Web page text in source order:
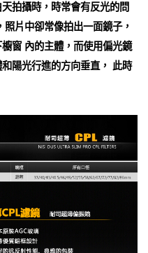
拍攝時，時常會有反光的問
片中卻常像拍出一面鏡子，
窗 內的主體，而使用偏光鏡
陽光行進的方向垂直， 此時